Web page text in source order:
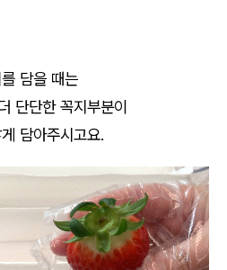
담을 때는
단단한 꼭지부분이
담아주시고요.